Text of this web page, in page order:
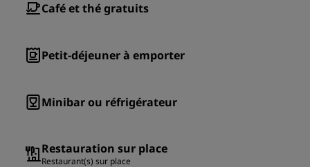
Café et thé gratuits
Petit-déjeuner à emporter
Minibar ou réfrigérateur
Restauration sur place
Restaurant(s) sur place